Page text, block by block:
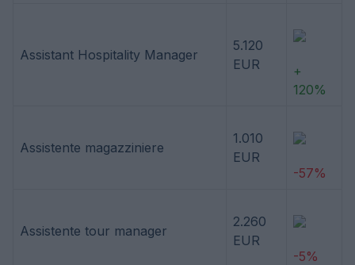
Assistant Hospitality Manager
5.120
EUR
+
120%
Assistente magazziniere
1.010
EUR
-57%
Assistente tour manager
2.260
EUR
-5%